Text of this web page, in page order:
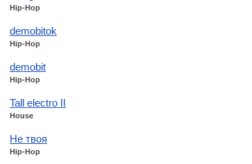
Hip-Hop
demobitok
Hip-Hop
demobit
Hip-Hop
Tall electro II
House
Не твоя
Hip-Hop